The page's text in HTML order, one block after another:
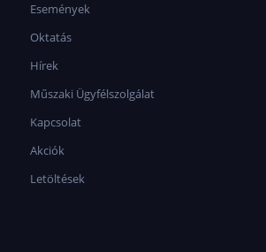
Események
Oktatás
Hírek
Műszaki Ügyfélszolgálat
Kapcsolat
Akciók
Letöltések